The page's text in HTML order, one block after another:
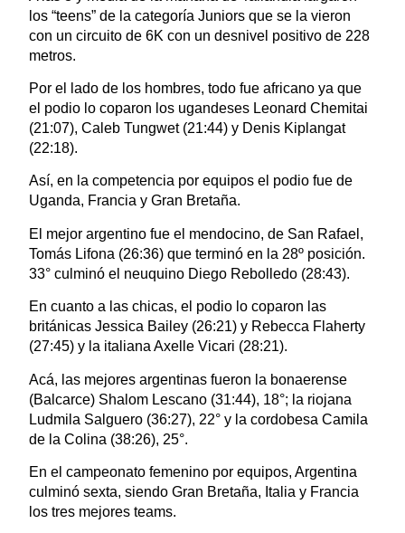
los “teens” de la categoría Juniors que se la vieron
con un circuito de 6K con un desnivel positivo de 228
metros.
Por el lado de los hombres, todo fue africano ya que
el podio lo coparon los ugandeses Leonard Chemitai
(21:07), Caleb Tungwet (21:44) y Denis Kiplangat
(22:18).
Así, en la competencia por equipos el podio fue de
Uganda, Francia y Gran Bretaña.
El mejor argentino fue el mendocino, de San Rafael,
Tomás Lifona (26:36) que terminó en la 28º posición.
33° culminó el neuquino Diego Rebolledo (28:43).
En cuanto a las chicas, el podio lo coparon las
británicas Jessica Bailey (26:21) y Rebecca Flaherty
(27:45) y la italiana Axelle Vicari (28:21).
Acá, las mejores argentinas fueron la bonaerense
(Balcarce) Shalom Lescano (31:44), 18°; la riojana
Ludmila Salguero (36:27), 22° y la cordobesa Camila
de la Colina (38:26), 25°.
En el campeonato femenino por equipos, Argentina
culminó sexta, siendo Gran Bretaña, Italia y Francia
los tres mejores teams.